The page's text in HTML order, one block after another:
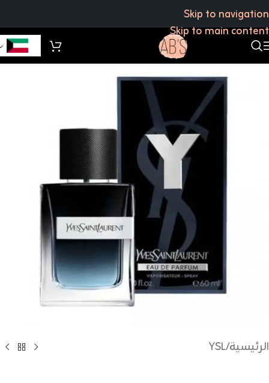
Skip to navigation
Skip to main content
الرئيسية/
YSL